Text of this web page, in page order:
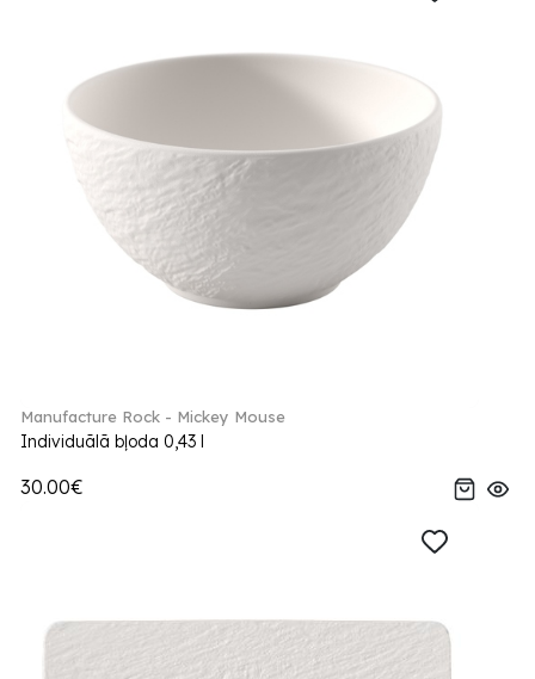
Manufacture Rock - Mickey Mouse
Individuālā bļoda 0,43 l
30.00€